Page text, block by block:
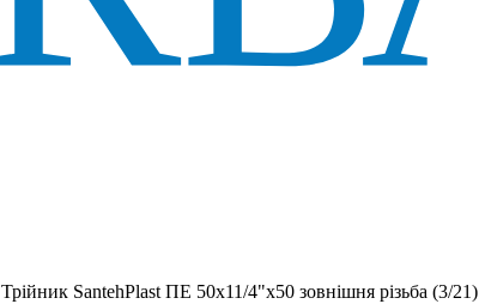
Трійник SantehPlast ПЕ 50x11/4"x50 зовнішня різьба (3/21)